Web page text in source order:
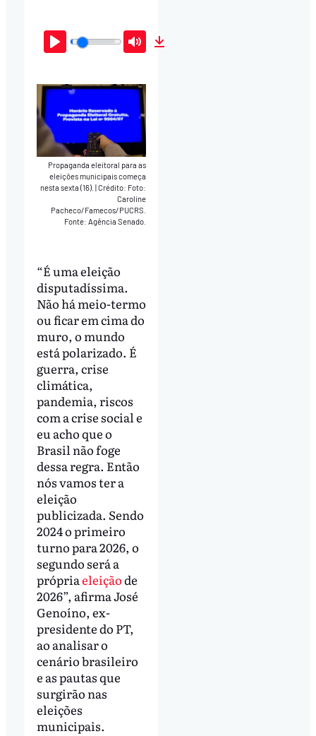
Play Mute
Propaganda eleitoral para as
eleições municipais começa
nesta sexta (16).|Crédito: Foto:
Caroline
Pacheco/Famecos/PUCRS.
Fonte: Agência Senado.
“É uma eleição
disputadíssima.
Não há meio-termo
ou ficar em cima do
muro, o mundo
está polarizado. É
guerra, crise
climática,
pandemia, riscos
com a crise social e
eu acho que o
Brasil não foge
dessa regra. Então
nós vamos ter a
eleição
publicizada. Sendo
2024 o primeiro
turno para 2026, o
segundo será a
própriaeleiçãode
2026”, afirma José
Genoíno, ex-
presidente do PT,
ao analisar o
cenário brasileiro
e as pautas que
surgirão nas
eleições
municipais.